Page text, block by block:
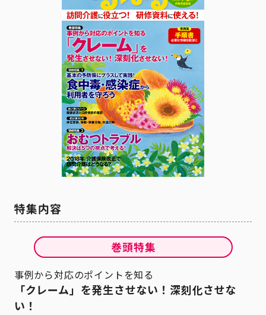
事例から対応のポイントを知る
「クレーム」を発生させない！深刻化させな
い！